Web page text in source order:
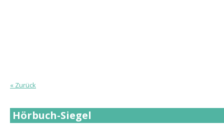
« Zurück
Hörbuch-Siegel